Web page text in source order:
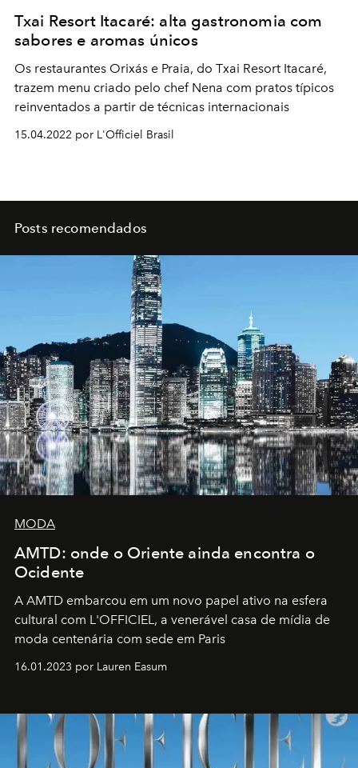
Txai Resort Itacaré: alta gastronomia com
sabores e aromas únicos
Os restaurantes Orixás e Praia, do Txai Resort Itacaré,
trazem menu criado pelo chef Nena com pratos típicos
reinventados a partir de técnicas internacionais
15.04.2022 por L'Officiel Brasil
Posts recomendados
MODA
AMTD: onde o Oriente ainda encontra o
Ocidente
A AMTD embarcou em um novo papel ativo na esfera
cultural com L'OFFICIEL, a venerável casa de mídia de
moda centenária com sede em Paris
16.01.2023 por Lauren Easum